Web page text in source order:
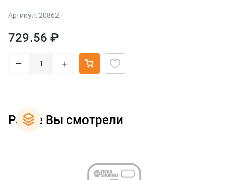
Артикул: 20862
729.56 ₽
– +
Ранее Вы смотрели